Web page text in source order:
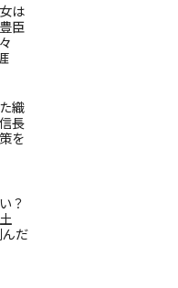
は
臣
織
長
を
？
だ